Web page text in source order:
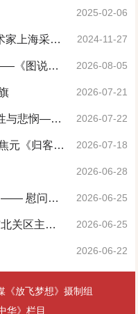
2025-02-06
家上海采风
2024-11-27
2026-08-05
2026-07-21
与悲悯——
2026-07-22
元《归客
2026-07-18
2026-06-28
—— 慰问志
2026-06-25
关区主题
2026-06-25
2026-06-22
《放飞梦想》摄制组
华》栏目